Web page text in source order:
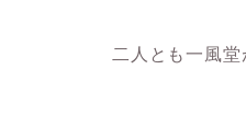
二人とも一風堂